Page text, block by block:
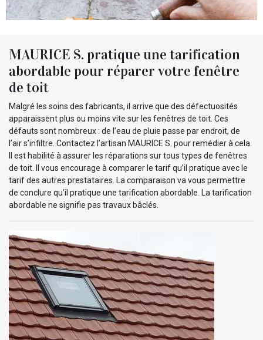
MAURICE S. pratique une tarification
abordable pour réparer votre fenêtre
de toit
Malgré les soins des fabricants, il arrive que des défectuosités
apparaissent plus ou moins vite sur les fenêtres de toit. Ces
défauts sont nombreux : de l’eau de pluie passe par endroit, de
l’air s’infiltre. Contactez l’artisan MAURICE S. pour remédier à cela.
Il est habilité à assurer les réparations sur tous types de fenêtres
de toit. Il vous encourage à comparer le tarif qu’il pratique avec le
tarif des autres prestataires. La comparaison va vous permettre
de conclure qu’il pratique une tarification abordable. La tarification
abordable ne signifie pas travaux bâclés.